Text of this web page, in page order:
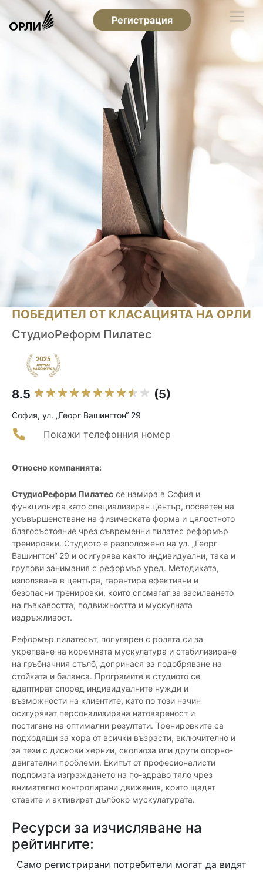
Регистрация
ПОБЕДИТЕЛ ОТ КЛАСАЦИЯТА НА ОРЛИ
СтудиоРеформ Пилатес
8.5 (5)
София, ул. „Георг Вашингтон“ 29
Покажи телефонния номер
Относно компанията:
СтудиоРеформ Пилатес се намира в София и
функционира като специализиран център, посветен на
усъвършенстване на физическата форма и цялостното
благосъстояние чрез съвременни пилатес реформър
тренировки. Студиото е разположено на ул. „Георг
Вашингтон“ 29 и осигурява както индивидуални, така и
групови занимания с реформър уред. Методиката,
използвана в центъра, гарантира ефективни и
безопасни тренировки, които спомагат за засилването
на гъвкавостта, подвижността и мускулната
издръжливост.
Реформър пилатесът, популярен с ролята си за
укрепване на коремната мускулатура и стабилизиране
на гръбначния стълб, допринася за подобряване на
стойката и баланса. Програмите в студиото се
адаптират според индивидуалните нужди и
възможности на клиентите, като по този начин
осигуряват персонализирана натовареност и
постигане на оптимални резултати. Тренировките са
подходящи за хора от всички възрасти, включително и
за тези с дискови хернии, сколиоза или други опорно-
двигателни проблеми. Екипът от професионалисти
подпомага изграждането на по-здраво тяло чрез
внимателно контролирани движения, които щадят
ставите и активират дълбоко мускулатурата.
Ресурси за изчисляване на
рейтингите:
Само регистрирани потребители могат да видят